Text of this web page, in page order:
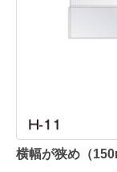
横幅が狭め（